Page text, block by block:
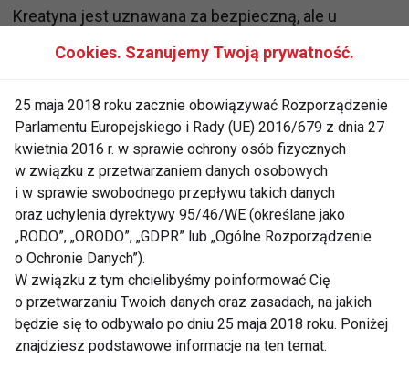
Kreatyna jest uznawana za bezpieczną, ale u
niektórych osób może powodować wzdęcia lub
zatrzymanie wody w organizmie.
Aminokwasy BCAA – szybkie
wsparcie dla mięśni
Co to są BCAA?
BCAA (ang. Branched-Chain Amino Acids) to trzy
kluczowe aminokwasy: leucyna, izoleucyna i walina.
Są one bezpośrednio metabolizowane w mięśniach,
co czyni je wyjątkowo skutecznymi w regeneracji.
Dlaczego warto stosować BCAA?
Cookies. Szanujemy Twoją prywatność.
25 maja 2018 roku zacznie obowiązywać Rozporządzenie
Parlamentu Europejskiego i Rady (UE) 2016/679 z dnia 27
kwietnia 2016 r. w sprawie ochrony osób fizycznych
w związku z przetwarzaniem danych osobowych
i w sprawie swobodnego przepływu takich danych
oraz uchylenia dyrektywy 95/46/WE (określane jako
„RODO”, „ORODO”, „GDPR” lub „Ogólne Rozporządzenie
o Ochronie Danych”).
W związku z tym chcielibyśmy poinformować Cię
o przetwarzaniu Twoich danych oraz zasadach, na jakich
będzie się to odbywało po dniu 25 maja 2018 roku. Poniżej
znajdziesz podstawowe informacje na ten temat.